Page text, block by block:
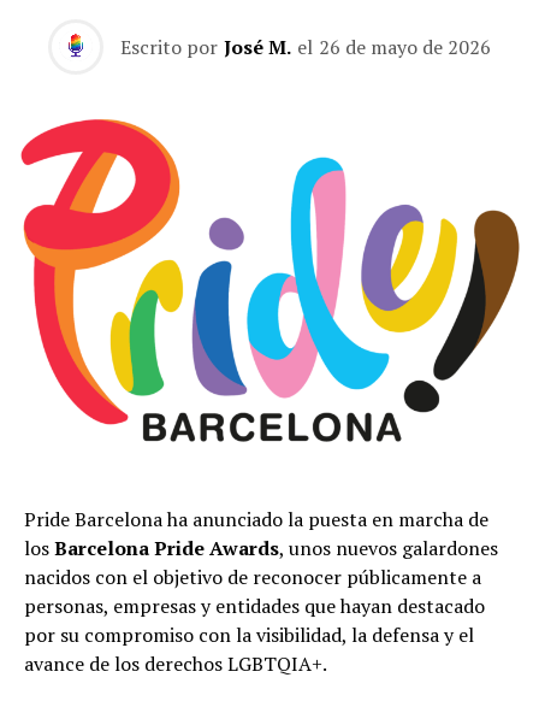
Escrito por José M. el 26 de mayo de 2026
Pride Barcelona ha anunciado la puesta en marcha de
losBarcelona Pride Awards, unos nuevos galardones
nacidos con el objetivo de reconocer públicamente a
personas, empresas y entidades que hayan destacado
por su compromiso con la visibilidad, la defensa y el
avance de los derechos LGBTQIA+.